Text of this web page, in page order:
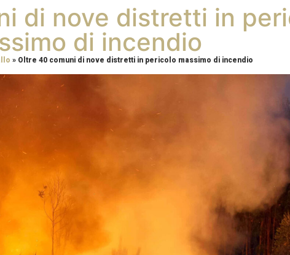
di nove distretti in
di incendio
» Oltre 40 comuni di nove distretti in pericolo massimo di incendio